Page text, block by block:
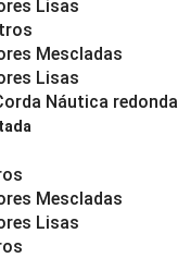
Lisas
Mescladas
Lisas
Náutica redonda
Mescladas
Lisas